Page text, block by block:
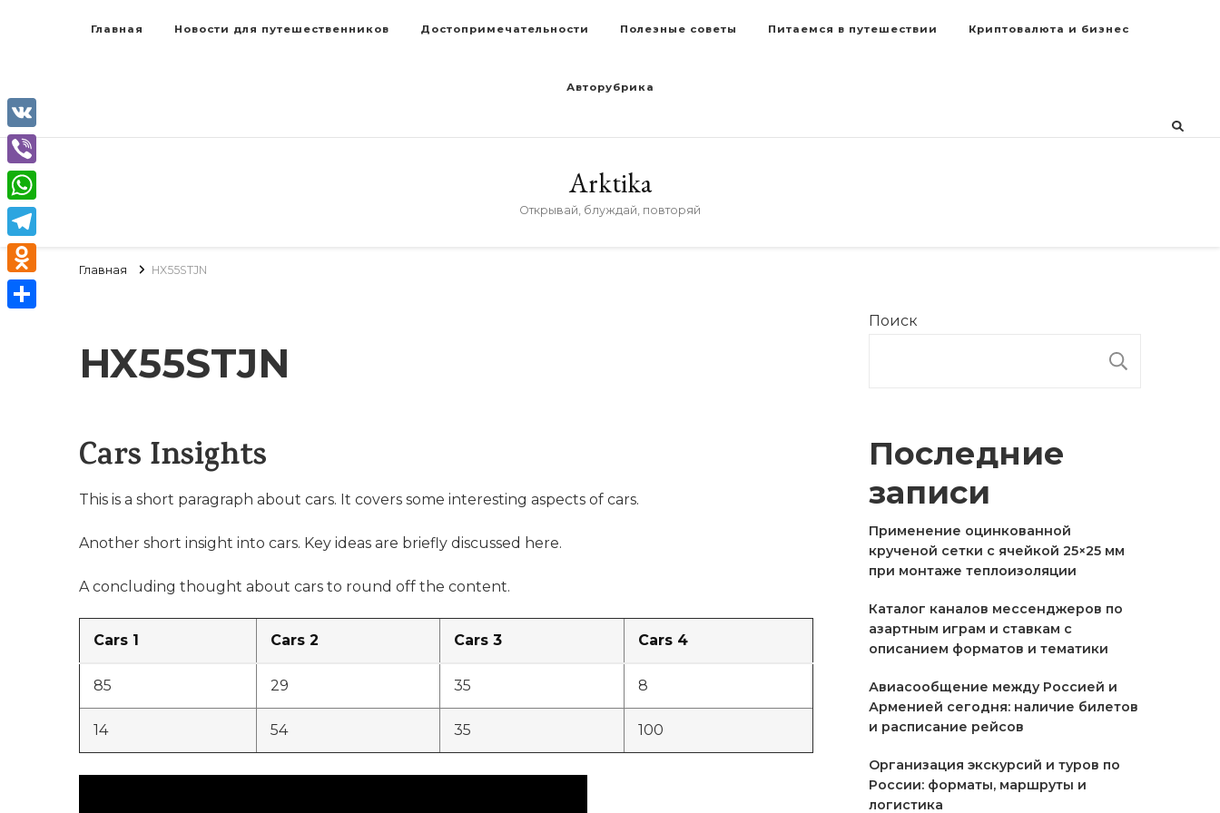
Главная Новости для путешественников Достопримечательности Полезные советы Питаемся в путешествии Криптовалюта и бизнес
Авторубрика
Arktika
Открывай, блуждай, повторяй
Главная HX55STJN
HX55STJN
Cars Insights
This is a short paragraph about cars. It covers some interesting aspects of cars.
Another short insight into cars. Key ideas are briefly discussed here.
A concluding thought about cars to round off the content.
Cars 1 Cars 2 Cars 3 Cars 4
85 29 35 8
14 54 35 100
Поиск
Последние
записи
Применение оцинкованной
крученой сетки с ячейкой 25×25 мм
при монтаже теплоизоляции
Каталог каналов мессенджеров по
азартным играм и ставкам с
описанием форматов и тематики
Авиасообщение между Россией и
Арменией сегодня: наличие билетов
и расписание рейсов
Организация экскурсий и туров по
России: форматы, маршруты и
логистика
VK
Viber
WhatsApp
Telegram
Odnoklassniki